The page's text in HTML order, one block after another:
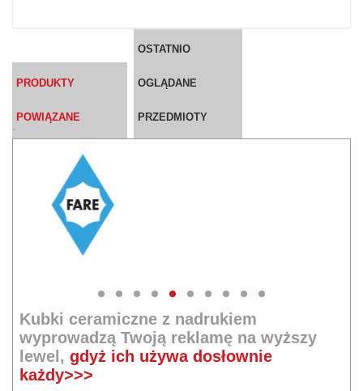
PRODUKTY
POWIĄZANE
OSTATNIO
OGLĄDANE
PRZEDMIOTY
`
Kubki ceramiczne z nadrukiem
wyprowadzą Twoją reklamę na wyższy
lewel,gdyż ich używa dosłownie
każdy>>>